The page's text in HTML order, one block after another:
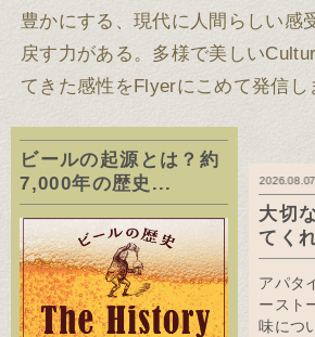
豊かにする、現代に人間らしい感
戻す力がある。 多様で美しい
てきた感性をFlyerにこめて発信し
ビールの起源とは？約
7,000年の歴史...
大切
てく
アパタ
ースト
味につ
2026.08.07